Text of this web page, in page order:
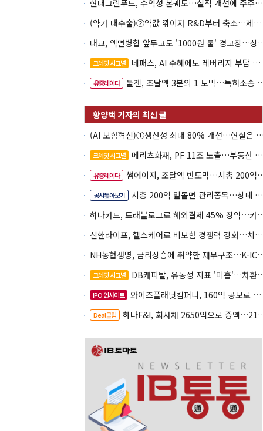
현대그린푸드, 수익성 본궤도…실적 개선에 주주환원까지
(약가 대수술)②약값 깎이자 R&D부터 축소…제약업계 비상경영 돌입
대교, 액면병합 앞두고
크레딧 시그널 네패스, AI 수혜에도 레버리지 부담 여전
유증레이다 툴젠, 조달액 3분의 1 토막…특허소송 비용부터 챙긴다
(AI 보험혁신)①생산성 최대 80%
크레딧 시그널 메리츠화재, PF 11조 노출…부동산 사업성 저하 우려
유증레이다 썸에이지, 조달액 반토막…시총 200억 못 넘으면 철회
공시톺아보기
시총 200억 밑돌면 관리종목…상폐 피하려면
하나카드, 트래블로그로 해
신한라이프, 헬스케어로 비보험 경쟁력 강화…치매·간병 공략
NH농협생명, 금리상승에 취
크레딧 시그널 DB캐피탈, 유동성 지표 '미흡'…차환 부담 커진다
IPO 인사이트 와이즈플래닛컴퍼니, 160억 공모로 글로벌 확장
Deal클립 하나F&I, 회사채 2650억으로 증액…2150억은 차환